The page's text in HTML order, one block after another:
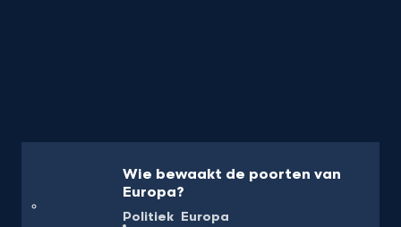
Wie bewaakt de poorten van
Europa?
Politiek Europa